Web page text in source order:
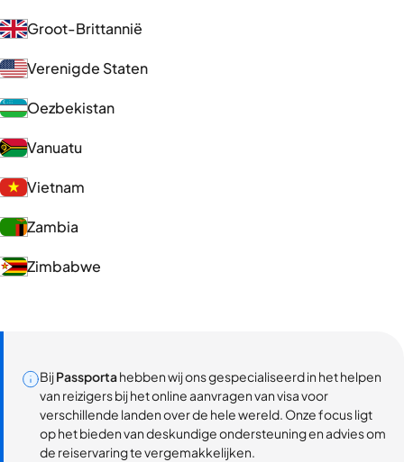
Groot-Brittannië
Verenigde Staten
Oezbekistan
Vanuatu
Vietnam
Zambia
Zimbabwe
BijPassportahebben wij ons gespecialiseerd in het helpen
van reizigers bij het online aanvragen van visa voor
verschillende landen over de hele wereld. Onze focus ligt
op het bieden van deskundige ondersteuning en advies om
de reiservaring te vergemakkelijken.